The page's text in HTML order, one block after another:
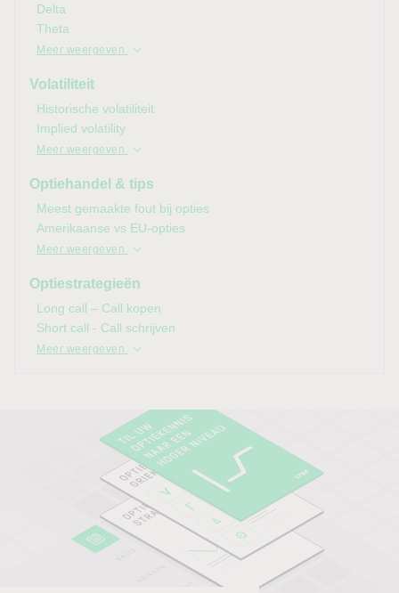
Delta
Theta
Meer weergeven
Volatiliteit
Historische volatiliteit
Implied volatility
Meer weergeven
Optiehandel & tips
Meest gemaakte fout bij opties
Amerikaanse vs EU-opties
Meer weergeven
Optiestrategieën
Long call – Call kopen
Short call - Call schrijven
Meer weergeven